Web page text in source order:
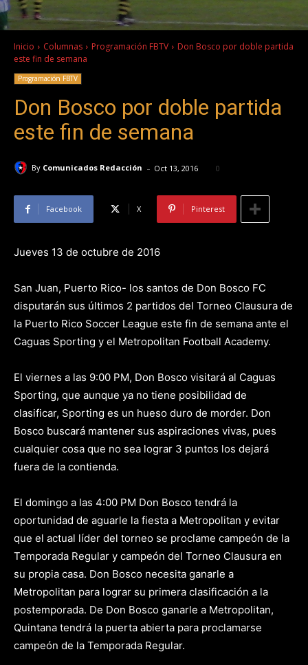
Inicio Columnas Programación FBTV
Don Bosco por doble partida
este fin de semana
Programación FBTV
Don Bosco por doble partida
este fin de semana
By Comunicados Redacción - Oct 13, 2016 0
Facebook X Pinterest
Jueves 13 de octubre de 2016
San Juan, Puerto Rico- los santos de Don Bosco FC
disputarán sus últimos 2 partidos del Torneo Clausura de
la Puerto Rico Soccer League este fin de semana ante el
Caguas Sporting y el Metropolitan Football Academy.
El viernes a las 9:00 PM, Don Bosco visitará al Caguas
Sporting, que aunque ya no tiene posibilidad de
clasificar, Sporting es un hueso duro de morder. Don
Bosco buscará mantener sus aspiraciones vivas, pues
cualquier cosa que no sea lograr 3 puntos los dejará
fuera de la contienda.
El domingo a las 4:00 PM Don Bosco tendrá la
oportunidad de aguarle la fiesta a Metropolitan y evitar
que el actual líder del torneo se proclame campeón de la
Temporada Regular y campeón del Torneo Clausura en
su propia casa. Don Bosco necesita ganarle a
Metropolitan para lograr su primera clasificación a la
postemporada. De Don Bosco ganarle a Metropolitan,
Quintana tendrá la puerta abierta para proclamarse
campeón de la Temporada Regular.